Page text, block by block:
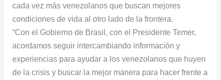
cada vez más venezolanos que buscan mejores
condiciones de vida al otro lado de la frontera.
“Con el Gobierno de Brasil, con el Presidente Temer,
acordamos seguir intercambiando información y
experiencias para ayudar a los venezolanos que huyen
de la crisis y buscar la mejor manera para hacer frente a